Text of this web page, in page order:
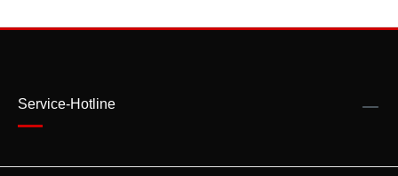
Service-Hotline